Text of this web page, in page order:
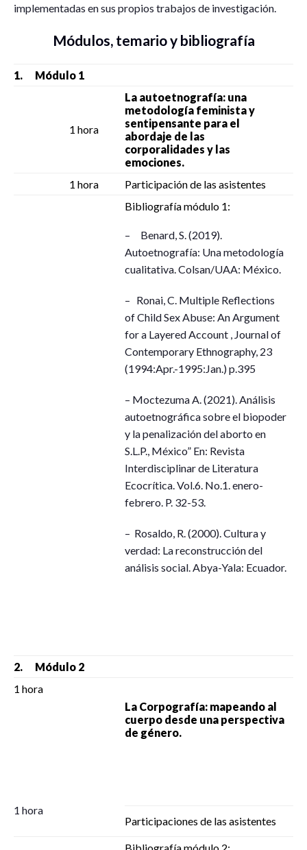
implementadas en sus propios trabajos de investigación.
Módulos, temario y bibliografía
1. Módulo 1
1 hora
La autoetnografía: una
metodología feminista y
sentipensante para el
abordaje de las
corporalidades y las
emociones.
1 hora
Participación de las asistentes
Bibliografía módulo 1:
– Benard, S. (2019).
Autoetnografía: Una metodología
cualitativa. Colsan/UAA: México.
– Ronai, C. Multiple Reflections
of Child Sex Abuse: An Argument
for a Layered Account , Journal of
Contemporary Ethnography, 23
(1994:Apr.-1995:Jan.) p.395
– Moctezuma A. (2021). Análisis
autoetnográfica sobre el biopoder
y la penalización del aborto en
S.L.P., México” En: Revista
Interdisciplinar de Literatura
Ecocrítica. Vol.6. No.1. enero-
febrero. P. 32-53.
– Rosaldo, R. (2000). Cultura y
verdad: La reconstrucción del
análisis social. Abya-Yala: Ecuador.
2. Módulo 2
1 hora
1 hora
La Corpografía: mapeando al
cuerpo desde una perspectiva
de género.
Participaciones de las asistentes
Bibliografía módulo 2: